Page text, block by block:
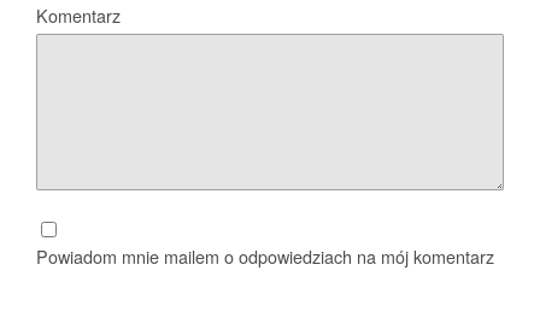
Komentarz
Powiadom mnie mailem o odpowiedziach na mój komentarz